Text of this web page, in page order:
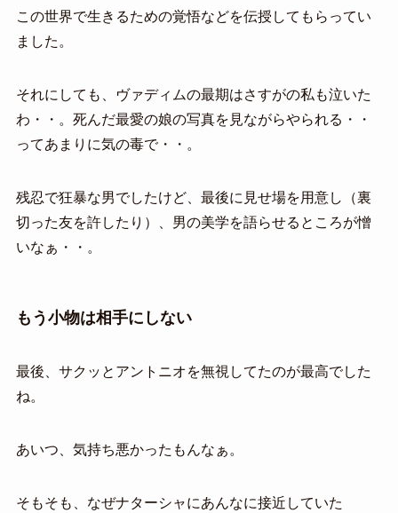
この世界で生きるための覚悟などを伝授してもらってい
ました。
それにしても、ヴァディムの最期はさすがの私も泣いた
わ・・。死んだ最愛の娘の写真を見ながらやられる・・
ってあまりに気の毒で・・。
残忍で狂暴な男でしたけど、最後に見せ場を用意し（裏
切った友を許したり）、男の美学を語らせるところが憎
いなぁ・・。
もう小物は相手にしない
最後、サクッとアントニオを無視してたのが最高でした
ね。
あいつ、気持ち悪かったもんなぁ。
そもそも、なぜナターシャにあんなに接近していた